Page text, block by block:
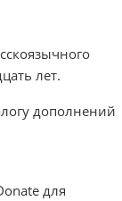
лет.
дополнений
для